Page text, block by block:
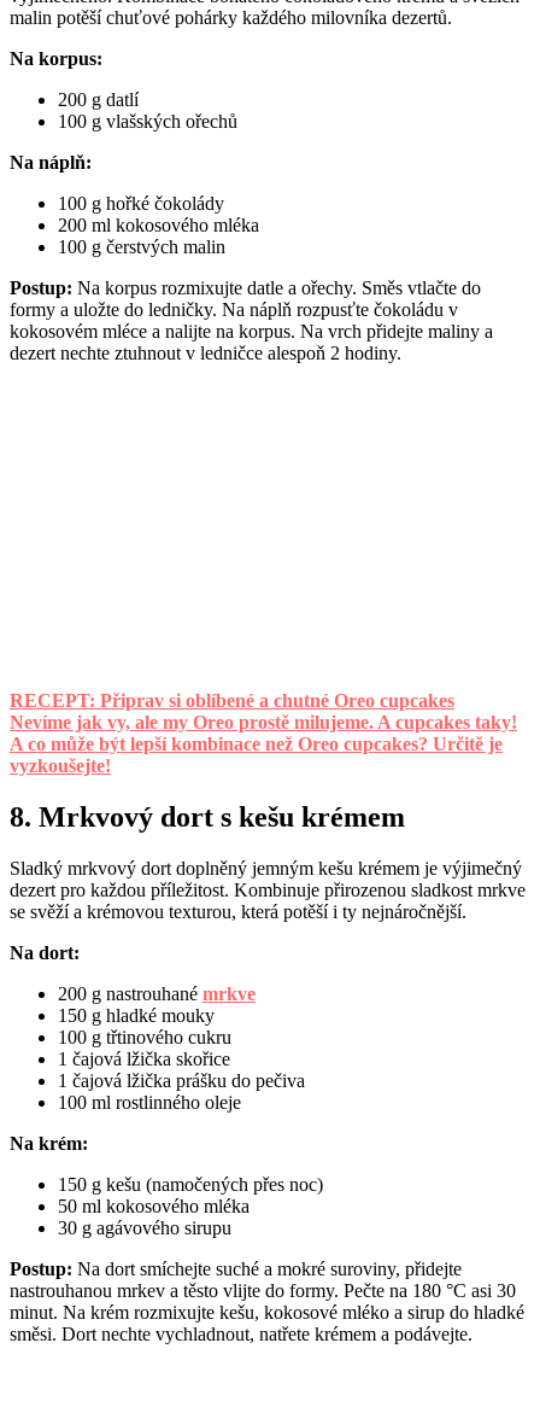
malin potěší chuťové pohárky každého milovníka dezertů.
Na korpus:
200 g datlí
100 g vlašských ořechů
Na náplň:
100 g hořké čokolády
200 ml kokosového mléka
100 g čerstvých malin
Postup: Na korpus rozmixujte datle a ořechy. Směs vtlačte do
formy a uložte do ledničky. Na náplň rozpusťte čokoládu v
kokosovém mléce a nalijte na korpus. Na vrch přidejte maliny a
dezert nechte ztuhnout v ledničce alespoň 2 hodiny.
RECEPT: Připrav si oblíbené a chutné Oreo cupcakes
Nevíme jak vy, ale my Oreo prostě milujeme. A cupcakes taky!
A co může být lepší kombinace než Oreo cupcakes? Určitě je
vyzkoušejte!
8. Mrkvový dort s kešu krémem
Sladký mrkvový dort doplněný jemným kešu krémem je výjimečný
dezert pro každou příležitost. Kombinuje přirozenou sladkost mrkve
se svěží a krémovou texturou, která potěší i ty nejnáročnější.
Na dort:
200 g nastrouhané mrkve
150 g hladké mouky
100 g třtinového cukru
1 čajová lžička skořice
1 čajová lžička prášku do pečiva
100 ml rostlinného oleje
Na krém:
150 g kešu (namočených přes noc)
50 ml kokosového mléka
30 g agávového sirupu
Postup: Na dort smíchejte suché a mokré suroviny, přidejte
nastrouhanou mrkev a těsto vlijte do formy. Pečte na 180 °C asi 30
minut. Na krém rozmixujte kešu, kokosové mléko a sirup do hladké
směsi. Dort nechte vychladnout, natřete krémem a podávejte.